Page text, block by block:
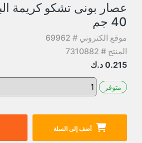
عصار بونى تشكو كريمة
40 جم
موقع الكتروني # 69962
المنتج # 7310882
0.215 د.ك
متوفر
أضف إلى السلة